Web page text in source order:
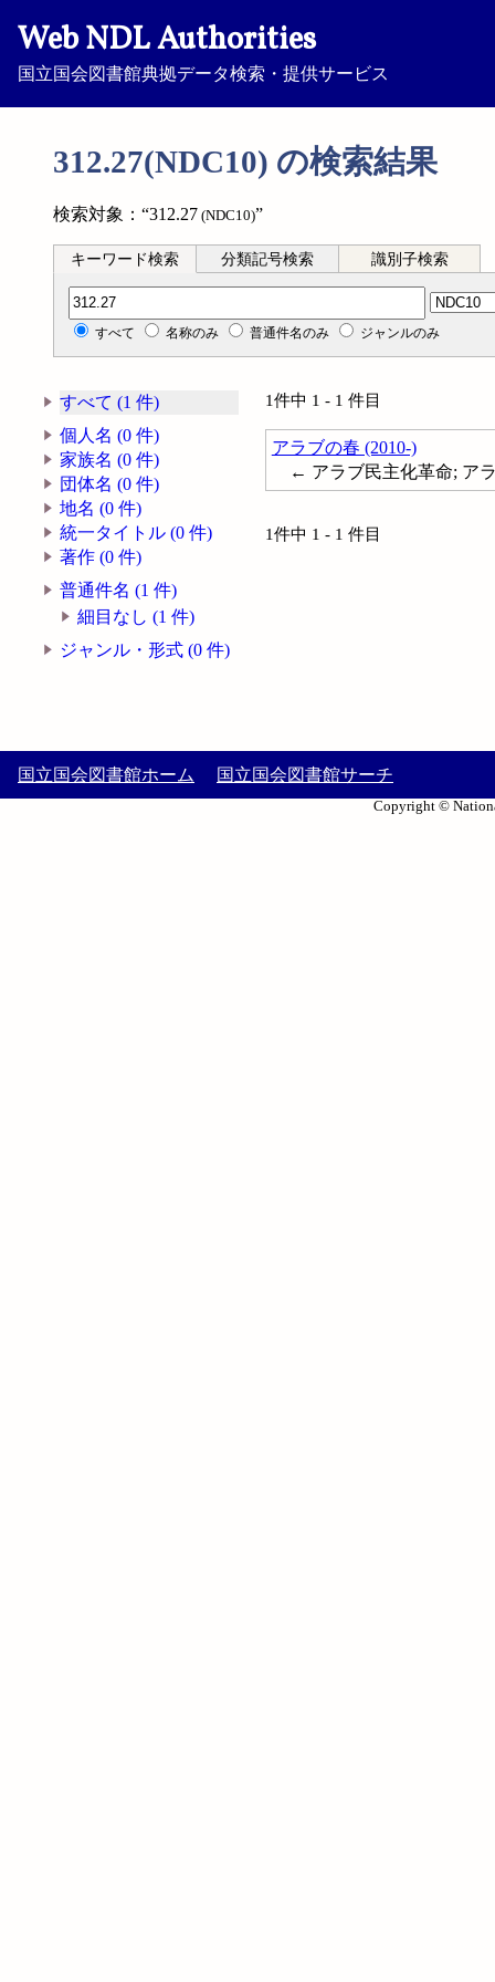
Web NDL Authorities
国立国会図書館典拠データ検索・提供サービス
312.27(NDC10) の検索結果
検索対象：“312.27 (NDC10)”
キーワード検索 分類記号検索 識別子検索
分類記号検索
すべて 名称のみ 普通件名のみ ジャンルのみ
すべて (1 件)
個人名 (0 件)
家族名 (0 件)
団体名 (0 件)
地名 (0 件)
統一タイトル (0 件)
著作 (0 件)
普通件名 (1 件)
細目なし (1 件)
ジャンル・形式 (0 件)
1件中 1 - 1 件目
アラブの春 (2010-)
← アラブ民主化革命; ア
1件中 1 - 1 件目
国立国会図書館ホーム 国立国会図書館サーチ
Copyright ©